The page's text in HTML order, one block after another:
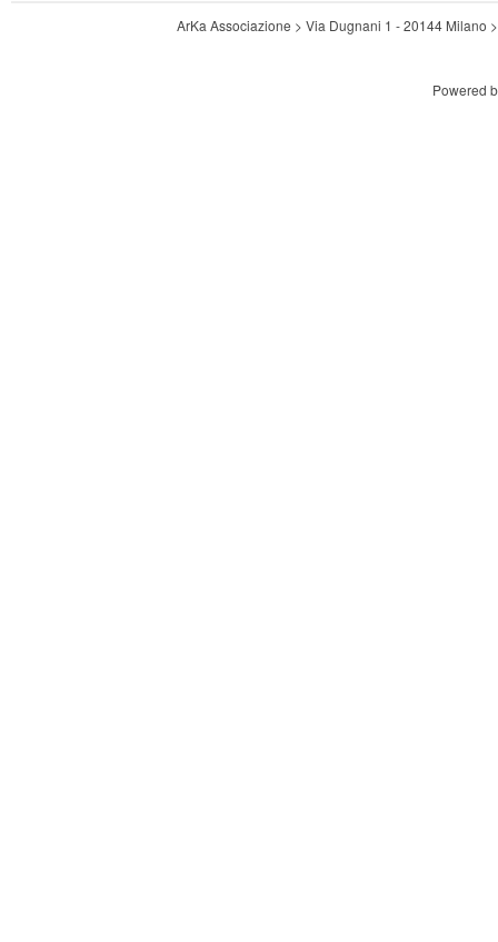
ArKa Associazione > Via Dugnani 1 - 20144 Milano
Powered